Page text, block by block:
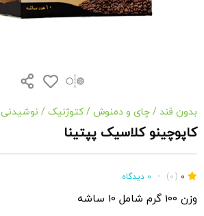
بدون قند / چای و دمنوش /کتوژنیک / نوشیدنی
کاپوچینو کلاسیک پپتینا
0
(0)
• 0 دیدگاه
وزن 100 گرم شامل 10 ساشه